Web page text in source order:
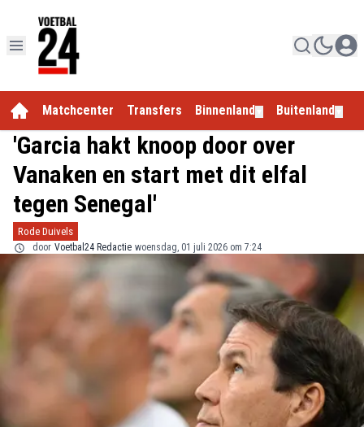
Matchcenter Transfers Binnenland Buitenland
'Garcia hakt knoop door over
Vanaken en start met dit elfal
tegen Senegal'
Rode Duivels
door Voetbal24 Redactie woensdag, 01 juli 2026 om 7:24